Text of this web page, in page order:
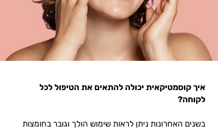
איך קוסמטיקאית יכולה להתאים את הטיפול לכל
לקוחה?
בשנים האחרונות ניתן לראות שימוש הולך וגובר בחומצות